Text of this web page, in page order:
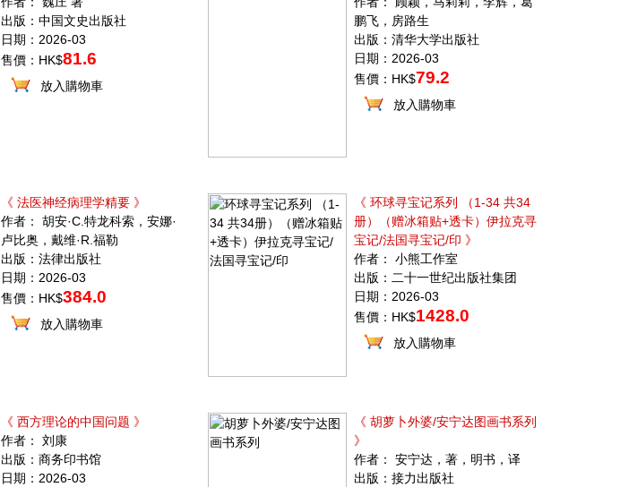
出版：中国文史出版社
日期：2026-03
售價：HK$81.6
放入購物車
鹏飞，房路生
出版：清华大学出版社
日期：2026-03
售價：HK$79.2
放入購物車
《 法医神经病理学精要 》
作者： 胡安·C.特龙科索，安娜·
卢比奥，戴维·R.福勒
出版：法律出版社
日期：2026-03
售價：HK$384.0
放入購物車
《 环球寻宝记系列 （1-34 共34
册）（赠冰箱贴+透卡）伊拉克寻
宝记/法国寻宝记/印 》
作者： 小熊工作室
出版：二十一世纪出版社集团
日期：2026-03
售價：HK$1428.0
放入購物車
《 西方理论的中国问题 》
作者： 刘康
出版：商务印书馆
日期：2026-03
《 胡萝卜外婆/安宁达图画书系列
》
作者： 安宁达，著，明书，译
出版：接力出版社